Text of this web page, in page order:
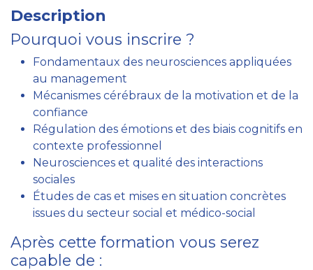
Description
Pourquoi vous inscrire ?
Fondamentaux des neurosciences appliquées
au management
Mécanismes cérébraux de la motivation et de la
confiance
Régulation des émotions et des biais cognitifs en
contexte professionnel
Neurosciences et qualité des interactions
sociales
Études de cas et mises en situation concrètes
issues du secteur social et médico-social
Après cette formation vous serez
capable de :